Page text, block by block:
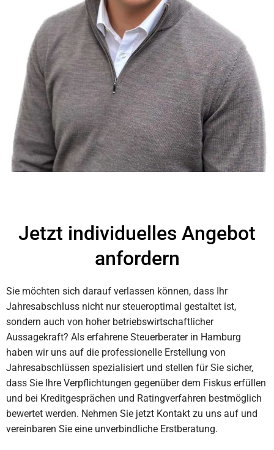
Jetzt individuelles Angebot
anfordern
Sie möchten sich darauf verlassen können, dass Ihr
Jahresabschluss nicht nur steueroptimal gestaltet ist,
sondern auch von hoher betriebswirtschaftlicher
Aussagekraft? Als erfahrene Steuerberater in Hamburg
haben wir uns auf die professionelle Erstellung von
Jahresabschlüssen spezialisiert und stellen für Sie sicher,
dass Sie Ihre Verpflichtungen gegenüber dem Fiskus erfüllen
und bei Kreditgesprächen und Ratingverfahren bestmöglich
bewertet werden. Nehmen Sie jetzt Kontakt zu uns auf und
vereinbaren Sie eine unverbindliche Erstberatung.